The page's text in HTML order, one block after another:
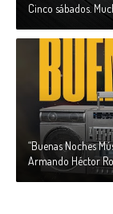
Cinco sábados.
“Buenas Noches
Armando Héctor